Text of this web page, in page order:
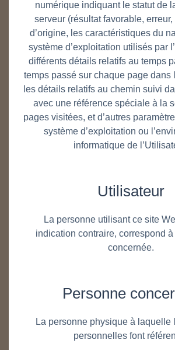
numérique indiquant le statut de
serveur (résultat favorable,
d’origine, les caractéristiques du
système d’exploitation utilisés par
différents détails relatifs au temps
temps passé sur chaque page dans
les détails relatifs au chemin suivi
avec une référence spéciale à la
pages visitées, et d’autres
système d’exploitation ou
informatique de
Utilisateur
La personne utilisant ce site
indication contraire, correspond
concernée.
Personne
La personne physique à laquelle
personnelles font